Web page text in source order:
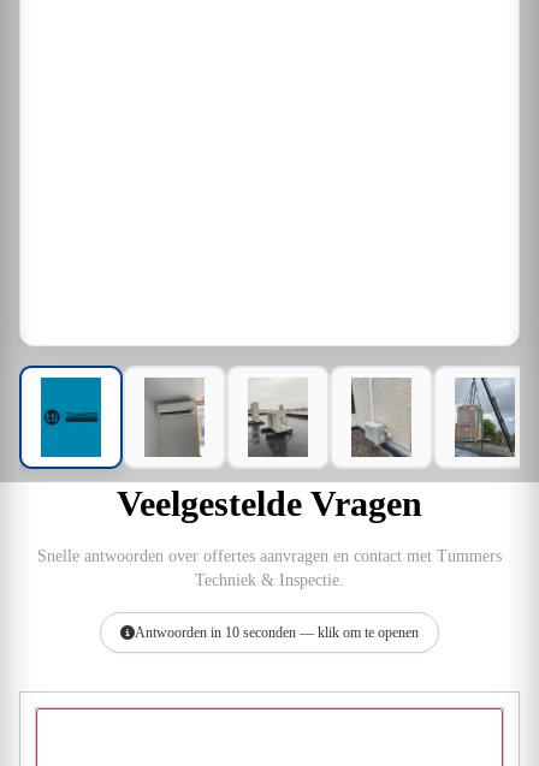
Veelgestelde Vragen
Snelle antwoorden over offertes aanvragen en contact met Tummers
Techniek & Inspectie.
Antwoorden in 10 seconden — klik om te openen